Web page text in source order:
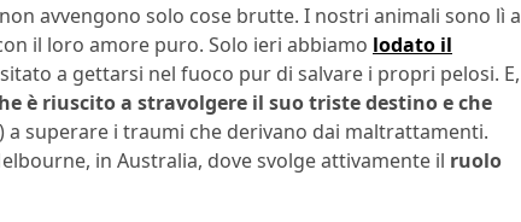
avvengono solo cose brutte. I nostri animali sono lì a
il loro amore puro. Solo ieri abbiamo lodato il
a gettarsi nel fuoco pur di salvare i propri pelosi. E,
è riuscito a stravolgere il suo triste destino e che
a superare i traumi che derivano dai maltrattamenti.
in Australia, dove svolge attivamente il ruolo